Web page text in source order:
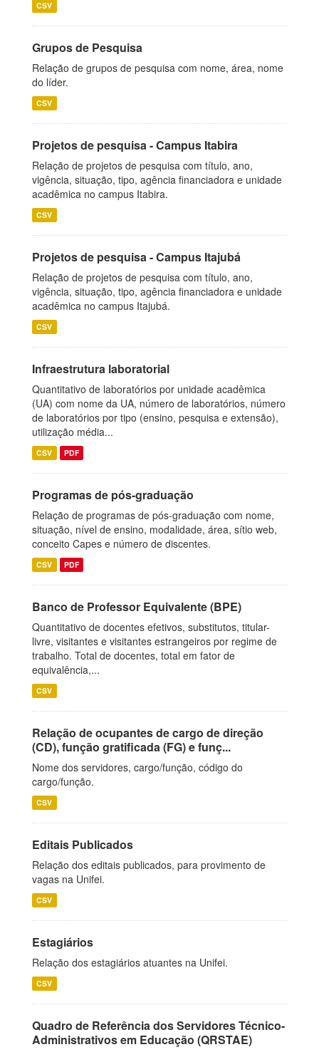
CSV
Grupos de Pesquisa
Relação de grupos de pesquisa com nome, área, nome
do líder.
CSV
Projetos de pesquisa - Campus Itabira
Relação de projetos de pesquisa com título, ano,
vigência, situação, tipo, agência financiadora e unidade
acadêmica no campus Itabira.
CSV
Projetos de pesquisa - Campus Itajubá
Relação de projetos de pesquisa com título, ano,
vigência, situação, tipo, agência financiadora e unidade
acadêmica no campus Itajubá.
CSV
Infraestrutura laboratorial
Quantitativo de laboratórios por unidade acadêmica
(UA) com nome da UA, número de laboratórios, número
de laboratórios por tipo (ensino, pesquisa e extensão),
utilização média...
CSV PDF
Programas de pós-graduação
Relação de programas de pós-graduação com nome,
situação, nível de ensino, modalidade, área, sítio web,
conceito Capes e número de discentes.
CSV PDF
Banco de Professor Equivalente (BPE)
Quantitativo de docentes efetivos, substitutos, titular-
livre, visitantes e visitantes estrangeiros por regime de
trabalho. Total de docentes, total em fator de
equivalência,...
CSV
Relação de ocupantes de cargo de direção
(CD), função gratificada (FG) e funç...
Nome dos servidores, cargo/função, código do
cargo/função.
CSV
Editais Publicados
Relação dos editais publicados, para provimento de
vagas na Unifei.
CSV
Estagiários
Relação dos estagiários atuantes na Unifei.
CSV
Quadro de Referência dos Servidores Técnico-
Administrativos em Educação (QRSTAE)